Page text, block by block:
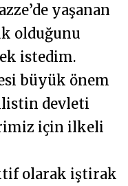
yaşanan
olduğunu
istedim.
büyük önem
devleti
için ilkeli
olarak iştirak